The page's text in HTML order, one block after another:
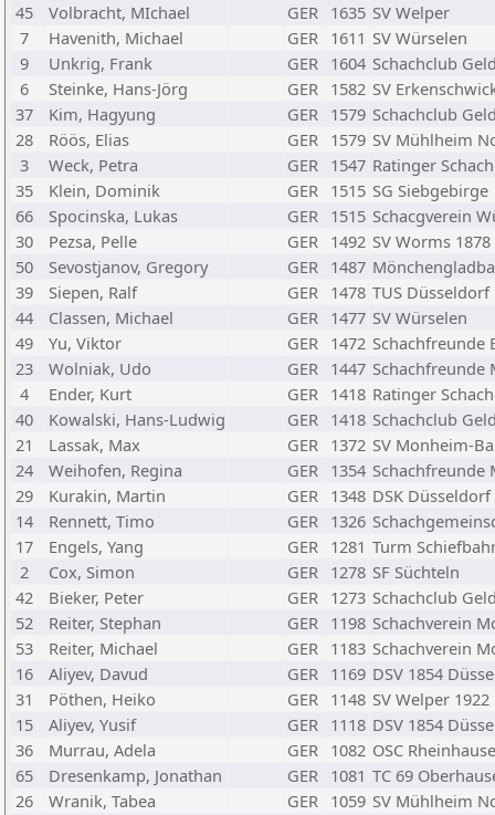
45
Volbracht, MIchael GER 1635 SV Welper
7
Havenith, Michael GER 1611 SV Würselen
9
Unkrig, Frank GER 1604 Schachclub
6
Steinke, Hans-Jörg GER 1582 SV
37
Kim, Hagyung GER 1579 Schachclub
28
Röös, Elias GER 1579 SV Mühlheim
3
Weck, Petra GER 1547 Ratinger
35
Klein, Dominik GER 1515 SG Siebgebirge
66
Spocinska, Lukas GER 1515 Schacgverein
30
Pezsa, Pelle GER 1492 SV Worms 1878
50
Sevostjanov, Gregory GER 1487
39
Siepen, Ralf GER 1478 TUS
44
Classen, Michael GER 1477 SV Würselen
49
Yu, Viktor GER 1472 Schachfreunde
23
Wolniak, Udo GER 1447 Schachfreunde
4
Ender, Kurt GER 1418 Ratinger
40
Kowalski, Hans-Ludwig GER 1418 Schachclub
21
Lassak, Max GER 1372 SV Monheim-
24
Weihofen, Regina GER 1354 Schachfreunde
29
Kurakin, Martin GER 1348 DSK Düsseldorf
14
Rennett, Timo GER 1326
17
Engels, Yang GER 1281 Turm
2
Cox, Simon GER 1278 SF Süchteln
42
Bieker, Peter GER 1273 Schachclub
52
Reiter, Stephan GER 1198 Schachverein
53
Reiter, Michael GER 1183 Schachverein
16
Aliyev, Davud GER 1169 DSV 1854
31
Pöthen, Heiko GER 1148 SV Welper 1922
15
Aliyev, Yusif GER 1118 DSV 1854
36
Murrau, Adela GER 1082 OSC
65
Dresenkamp, Jonathan GER 1081 TC 69
26
Wranik, Tabea GER 1059 SV Mühlheim